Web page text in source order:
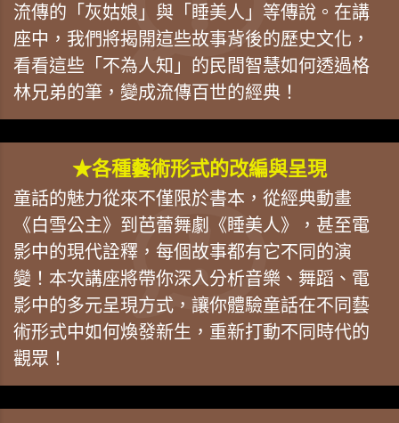
流傳的「灰姑娘」與「睡美人」等傳說。在講
座中，我們將揭開這些故事背後的歷史文化，
看看這些「不為人知」的民間智慧如何透過格
林兄弟的筆，變成流傳百世的經典！
★各種藝術形式的改編與呈現
童話的魅力從來不僅限於書本，從經典動畫
《白雪公主》到芭蕾舞劇《睡美人》，甚至電
影中的現代詮釋，每個故事都有它不同的演
變！本次講座將帶你深入分析音樂、舞蹈、電
影中的多元呈現方式，讓你體驗童話在不同藝
術形式中如何煥發新生，重新打動不同時代的
觀眾！